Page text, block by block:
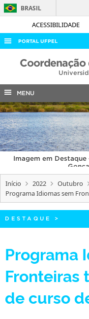
ACESSIBILIDADE
BRASIL
PORTAL UFPEL
ACESSO À INFORMAÇÃO
COBALTO
CONCURSOS
EDITAIS
INTERNACIONAL
OUVIDORIA
PORTARIAS
TELEFONES
Coordenação
MENU
Imagem em Destaque
Início 2022 Outubro
Programa Idiomas sem
DESTAQUE >
Programa
Fronteiras
de curso